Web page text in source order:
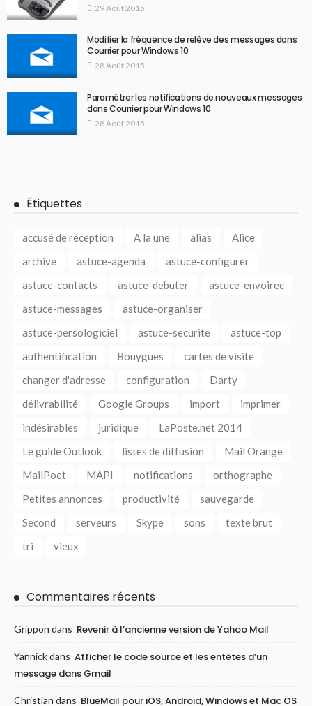
29 Août 2015
Modifier la fréquence de relève des messages dans
Courrier pour Windows 10
28 Août 2015
Paramétrer les notifications de nouveaux messages
dans Courrier pour Windows 10
28 Août 2015
Étiquettes
accusé de réception A la une alias
Alice
archive
astuce-agenda
astuce-configurer
astuce-contacts
astuce-debuter
astuce-envoirec
astuce-messages
astuce-organiser
astuce-persologiciel
astuce-securite
astuce-top
authentification
Bouygues
cartes de visite
changer d'adresse
configuration
Darty
délivrabilité
Google Groups import
imprimer
indésirables
juridique
LaPoste.net 2014
Le guide Outlook
listes de diffusion
Mail Orange
MailPoet
MAPI notifications
orthographe
Petites annonces
productivité
sauvegarde
Second
serveurs Skype sons
texte brut
tri
vieux
Commentaires récents
Grippon dans Revenir à l’ancienne version de Yahoo Mail
Yannickdans Afficher le code source et les entêtes d’un
message dans Gmail
Christian dans BlueMail pour iOS, Android, Windows et Mac OS